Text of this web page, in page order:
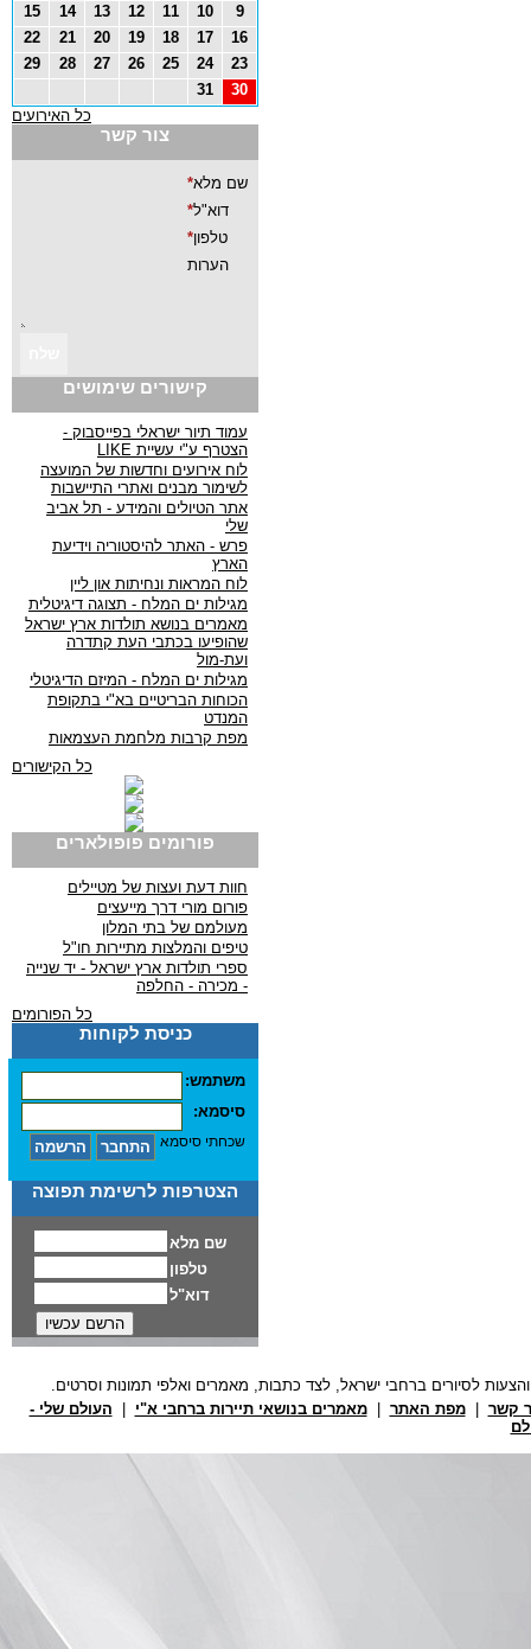
9
10
11
12
13
14
15
16
17
18
19
20
21
22
23
24
25
26
27
28
29
30
31
כל האירועים
צור קשר
קישורים שימושים
עמוד תיור ישראלי בפייסבוק -
הצטרף ע"י עשיית LIKE
לוח אירועים וחדשות של המועצה
לשימור מבנים ואתרי התיישבות
אתר הטיולים והמידע - תל אביב
שלי
פרש - האתר להיסטוריה וידיעת
הארץ
לוח המראות ונחיתות און ליין
מגילות ים המלח - תצוגה דיגיטלית
מאמרים בנושא תולדות ארץ ישראל
שהופיעו בכתבי העת קתדרה
ועת-מול
מגילות ים המלח - המיזם הדיגיטלי
הכוחות הבריטיים בא"י בתקופת
המנדט
מפת קרבות מלחמת העצמאות
כל הקישורים
פורומים פופולארים
חוות דעת ועצות של מטיילים
פורום מורי דרך מייעצים
מעולמם של בתי המלון
טיפים והמלצות מתיירות חו"ל
ספרי תולדות ארץ ישראל - יד שנייה
- מכירה - החלפה
כל הפורומים
כניסת לקוחות
משתמש:
סיסמא:
שכחתי סיסמא
הצטרפות לרשימת תפוצה
קשר |מפת האתר |מאמרים בנושאי תיירות ברחבי א"י
העולם שלי -